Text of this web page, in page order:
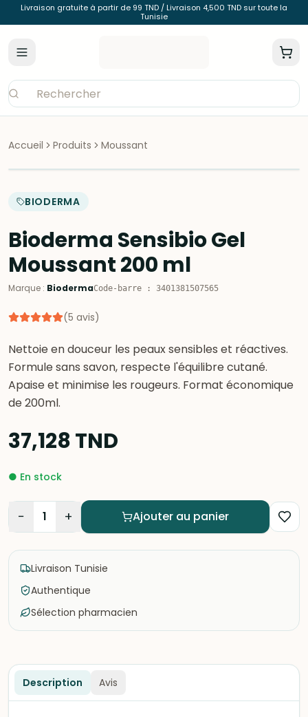
Livraison gratuite à partir de 99 TND / Livraison 4,500 TND sur toute la
Tunisie
Accueil Produits Moussant
BIODERMA
Bioderma Sensibio Gel
Moussant 200 ml
Marque : BiodermaCode-barre : 3401381507565
(5 avis)
Nettoie en douceur les peaux sensibles et réactives.
Formule sans savon, respecte l'équilibre cutané.
Apaise et minimise les rougeurs. Format économique
de 200ml.
37,128TND
● En stock
− 1 + Ajouter au panier
Livraison Tunisie
Authentique
Sélection pharmacien
Description Avis